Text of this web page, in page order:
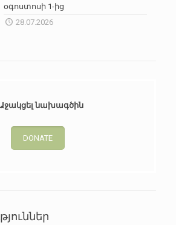
օգոստոսի 1-ից
28.07.2026
նախագծին
DONATE